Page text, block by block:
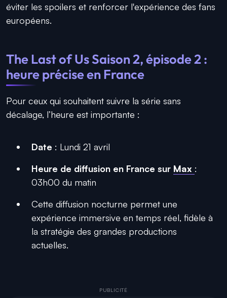
éviter les spoilers et renforcer l'expérience des fans
européens.
The Last of Us Saison 2, épisode 2 :
heure précise en France
Pour ceux qui souhaitent suivre la série sans
décalage, l’heure est importante :
Date : Lundi 21 avril
Heure de diffusion en France sur Max :
03h00 du matin
Cette diffusion nocturne permet une
expérience immersive en temps réel, fidèle à
la stratégie des grandes productions
actuelles.